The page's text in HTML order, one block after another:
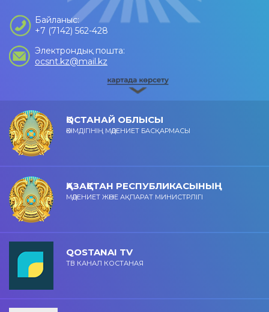
Байланыс:
+7 (7142) 562-428
Электрондық пошта:
ocsnt.kz@mail.kz
ҚОСТАНАЙ ОБЛЫСЫ
ӘКІМДІГІНІҢ МӘДЕНИЕТ БАСҚАРМАСЫ
ҚАЗАҚСТАН РЕСПУБЛИКАСЫНЫҢ
МӘДЕНИЕТ ЖӘНЕ АҚПАРАТ МИНИСТРЛІГІ
QOSTANAI TV
ТВ КАНАЛ КОСТАНАЯ